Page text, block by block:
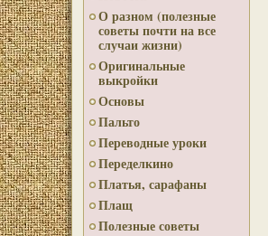
О разном (полезные
советы почти на все
случаи жизни)
Оригинальные
выкройки
Основы
Пальто
Переводные уроки
Переделкино
Платья, сарафаны
Плащ
Полезные советы